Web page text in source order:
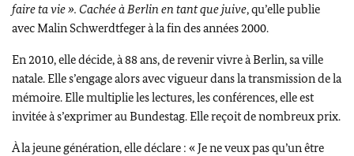
faire ta vie ». Cachée à Berlin en tant que juive, qu’elle publie
avec Malin Schwerdtfegerà la fin des années 2000.
En 2010, elle décide, à 88 ans, de revenir vivre à Berlin, sa ville
natale. Elle s’engage alors avec vigueur dans la transmission de la
mémoire. Elle multiplie les lectures, les conférences, elle est
invitée à s’exprimer au Bundestag. Elle reçoit de nombreux prix.
À la jeune génération, elle déclare : « Je ne veux pas qu’un être